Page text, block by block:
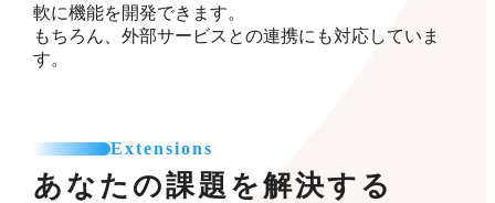
軟に機能を開発できます。
もちろん、外部サービスとの連携にも対応していま
す。
Extensions
あなたの課題を解決する